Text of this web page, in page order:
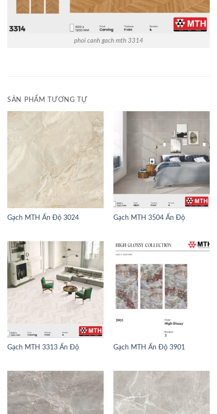
phoi canh gach mth 3314
SẢN PHẨM TƯƠNG TỰ
Gạch MTH Ấn Độ 3024 Gạch MTH 3504 Ấn Độ
Gạch MTH 3313 Ấn Độ Gạch MTH Ấn Độ 3901